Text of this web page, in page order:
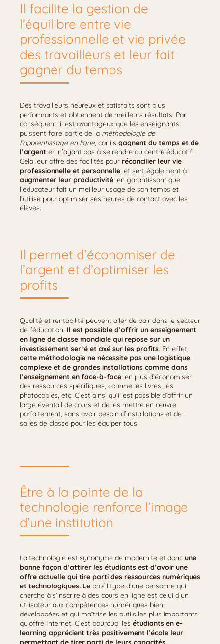
Il facilite la gestion de
l’équilibre entre vie
professionnelle et vie privée
des travailleurs et leur fait
gagner du temps
Des travailleurs heureux et satisfaits sont plus
performants et obtiennent de meilleurs résultats. Par
conséquent, il est avantageux que les enseignants
puissent faire partie de la méthodologie de
l’apprentissage en ligne, car ils gagnent du temps et de
l’argent en n’ayant pas à se rendre au centre éducatif.
Cela leur offre des facilités pour réconcilier leur vie
professionnelle et personnelle, et sert également à
augmenter leur productivité, en garantissant que
l’éducateur fait un meilleur usage de son temps et
l’utilise pour optimiser ses heures de contact avec les
élèves.
Il permet d’économiser de
l’argent et d’optimiser les
profits
Qualité et rentabilité peuvent aller de pair dans le secteur
de l’éducation. Il est possible d’offrir un enseignement
en ligne de classe mondiale qui repose sur un
investissement serré et axé sur les profits. En effet,
cette méthodologie ne nécessite pas une logistique
complexe et de grandes installations comme dans
l’enseignement en face-à-face, en plus d’économiser
des ressources spécifiques, comme les livres, les
photocopies, etc. C’est ainsi qu’il est possible d’offrir un
large éventail de cours et de les mettre en œuvre
parfaitement, sans avoir besoin d’installations et de
salles de classe pour les équiper tous.
Être à la pointe de la
technologie renforce l’image
d’une institution
La technologie est synonyme de modernité et donc une
bonne façon d’attirer les étudiants est d’avoir une
offre actuelle qui tire parti des ressources numériques
et technologiques. Le profil type d’une personne qui
cherche à s’inscrire à des cours en ligne est celui d’un
utilisateur aux compétences numériques bien
développées et qui maîtrise les outils les plus importants
qu’offre Internet. C’est pourquoi les étudiants en e-
learning apprécient très positivement l’école leur
permettant de tirer parti de leurs capacités